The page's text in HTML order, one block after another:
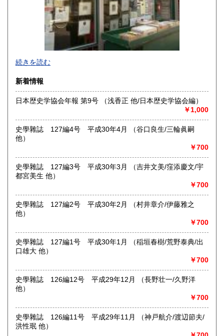
東京下町で七十四年、一冊一冊を大切にお届けします。幅広
い分野で日々更新中。ホームページにもお立ち寄りくださ
い。
https://aokishoten.sakura.ne.jp/
沿線名：京成線
最寄駅：堀切菖蒲園駅徒歩約1分
営業時間：12:00〜17:00
定休日：店舗は雨天休業及び「不定休」です。店舗での日時
指定受取は出来かねます。
書籍の買取について
取り扱い分野
哲学宗教、歴史、社会科学、自然科学、美術工芸、国語国
続きを読む
新着情報
日本歴史学協会年報 第9号 （浅香正 他/日本歴史学協会編）
￥1,000
史學雜誌 127編4号 平成30年4月 （谷口良生/三輪眞嗣
他）
￥700
史學雜誌 127編3号 平成30年3月 （吉井文美/窪添慶文/宇
都宮美生 他）
￥700
史學雜誌 127編2号 平成30年2月 （村井章介/伊藤雅之
他）
￥700
史學雜誌 127編1号 平成30年1月 （稲垣春樹/荒野泰典/出
口雄大 他）
￥700
史學雜誌 126編12号 平成29年12月 （長野壮一/久野洋
他）
￥700
史學雜誌 126編11号 平成29年11月 （神戸航介/渡辺節夫/
洪性珉 他）